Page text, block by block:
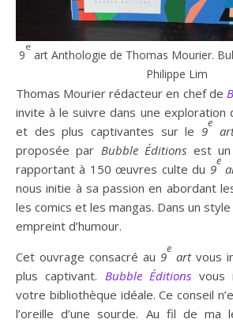
9
e
art Anthologie de Thomas Mourier.
Philippe Lim
Thomas Mourier rédacteur en chef de
invite à le suivre dans une exploration
et des plus captivantes sur le 9
e
proposée par Bubble Éditions est
rapportant à 150 œuvres culte du 9
e
nous initie à sa passion en abordant
les comics et les mangas. Dans un
empreint d’humour.
Cet ouvrage consacré au 9
e
artvous
plus captivant. Bubble Éditions vous
votre bibliothèque idéale. Ce conseil
l’oreille d’une sourde. Au fil de